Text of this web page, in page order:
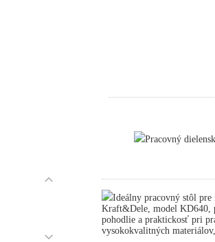
Pracovný
Ideálny pracovný stôl
Kraft&Dele, model KD640,
pohodlie a praktickosť pri
vysokokvalitných